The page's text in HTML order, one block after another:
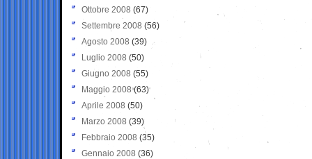
Ottobre 2008 (67)
Settembre 2008 (56)
Agosto 2008 (39)
Luglio 2008 (50)
Giugno 2008 (55)
Maggio 2008(63)
Aprile 2008 (50)
Marzo 2008 (39)
Febbraio 2008 (35)
Gennaio 2008 (36)